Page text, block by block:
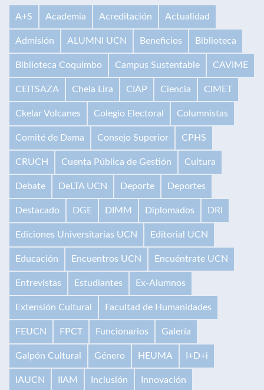
A+S Academia Acreditación Actualidad
Admisión ALUMNI UCN Beneficios Biblioteca
Biblioteca Coquimbo Campus Sustentable CAVIME
CEITSAZA Chela Lira CIAP Ciencia CIMET
Ckelar Volcanes Colegio Electoral Columnistas
Comité de Dama Consejo Superior CPHS
CRUCH Cuenta Pública de Gestión Cultura
Debate DeLTA UCN Deporte Deportes
Destacado DGE DIMM Diplomados DRI
Ediciones Universitarias UCN Editorial UCN
Educación Encuentros UCN Encuéntrate UCN
Entrevistas Estudiantes Ex-Alumnos
Extensión Cultural Facultad de Humanidades
FEUCN FPCT Funcionarios Galería
Galpón Cultural Género HEUMA I+D+i
IAUCN IIAM Inclusión Innovación